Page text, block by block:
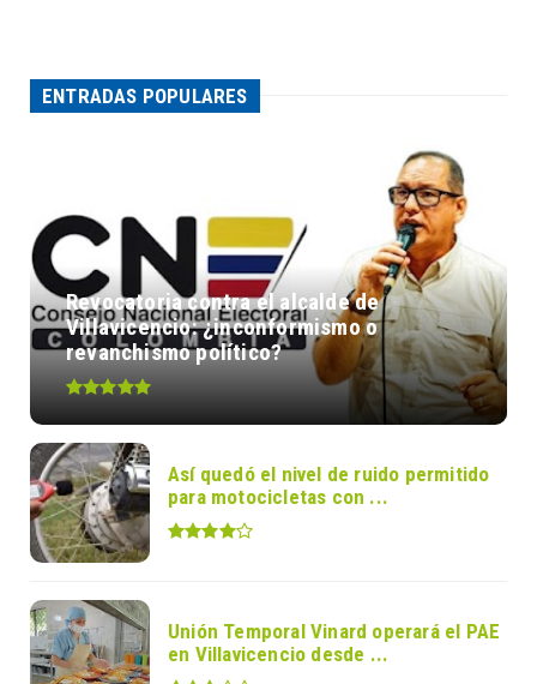
ENTRADAS POPULARES
Revocatoria contra el alcalde de
Villavicencio: ¿inconformismo o
revanchismo político?
Así quedó el nivel de ruido permitido
para motocicletas con ...
Unión Temporal Vinard operará el PAE
en Villavicencio desde ...